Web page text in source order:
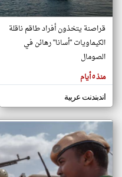
المقالات
هنا عن
وجهة
كاتبيها.
قراصنة يتخذون أفراد طاقم ناقلة
الكيماويات "أسانا" رهائن في
الصومال
منذ ٥ أيام
اندبندنت عربية